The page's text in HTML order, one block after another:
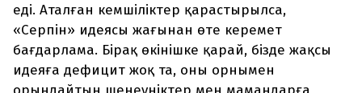
еді. Аталған кемшіліктер қарастырылса,
«Серпін» идеясы жағынан өте керемет
бағдарлама. Бірақ өкінішке қарай, бізде жақсы
идеяға дефицит жоқ та, оны орнымен